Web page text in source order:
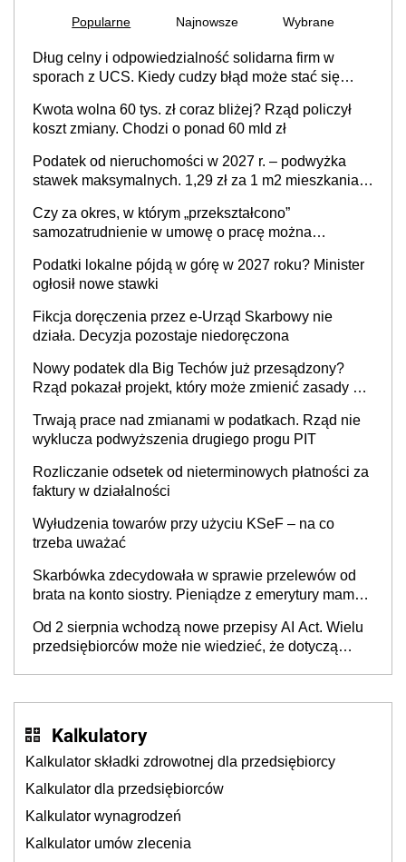
Popularne Najnowsze Wybrane
Dług celny i odpowiedzialność solidarna firm w
sporach z UCS. Kiedy cudzy błąd może stać się
Kwota wolna 60 tys. zł coraz bliżej? Rząd policzył
koszt zmiany. Chodzi o ponad 60 mld zł
Podatek od nieruchomości w 2027 r. – podwyżka
stawek maksymalnych. 1,29 zł za 1 m2 mieszkania,
prowadzeniem działalności gospodarczej
Czy za okres, w którym „przekształcono”
samozatrudnienie w umowę o pracę można
cywilnoprawnej jedynym racjonalnym wyjściem
Podatki lokalne pójdą w górę w 2027 roku? Minister
ogłosił nowe stawki
Fikcja doręczenia przez e-Urząd Skarbowy nie
działa. Decyzja pozostaje niedoręczona
Nowy podatek dla Big Techów już przesądzony?
Rząd pokazał projekt, który może zmienić zasady gry
Trwają prace nad zmianami w podatkach. Rząd nie
wyklucza podwyższenia drugiego progu PIT
Rozliczanie odsetek od nieterminowych płatności za
faktury w działalności
Wyłudzenia towarów przy użyciu KSeF – na co
trzeba uważać
Skarbówka zdecydowała w sprawie przelewów od
brata na konto siostry. Pieniądze z emerytury mamy
będzie
Od 2 sierpnia wchodzą nowe przepisy AI Act. Wielu
przedsiębiorców może nie wiedzieć, że dotyczą
Kalkulatory
Kalkulator składki zdrowotnej dla przedsiębiorcy
Kalkulator dla przedsiębiorców
Kalkulator wynagrodzeń
Kalkulator umów zlecenia